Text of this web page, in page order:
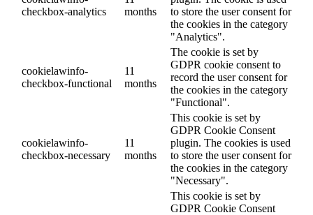
checkbox-analytics
months
to store the user consent for
the cookies in the category
"Analytics".
cookielawinfo-
checkbox-functional
11
months
The cookie is set by
GDPR cookie consent to
record the user consent for
the cookies in the category
"Functional".
cookielawinfo-
checkbox-necessary
11
months
This cookie is set by
GDPR Cookie Consent
plugin. The cookies is used
to store the user consent for
the cookies in the category
"Necessary".
This cookie is set by
GDPR Cookie Consent